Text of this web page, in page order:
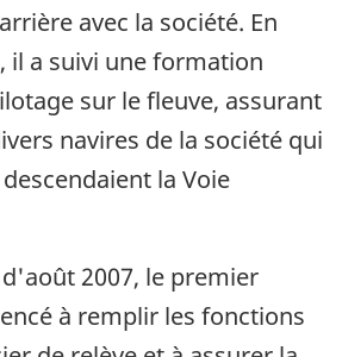
avec la société. En
il a suivi une formation
sur le fleuve, assurant
navires de la société qui
la Voie
2007, le premier
à remplir les fonctions